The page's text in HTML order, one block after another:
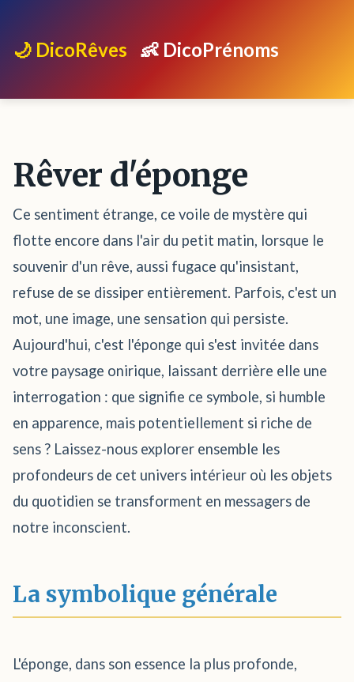
🌙 DicoRêves 👶 DicoPrénoms
Rêver d'éponge
Ce sentiment étrange, ce voile de mystère qui
flotte encore dans l'air du petit matin, lorsque le
souvenir d'un rêve, aussi fugace qu'insistant,
refuse de se dissiper entièrement. Parfois, c'est un
mot, une image, une sensation qui persiste.
Aujourd'hui, c'est l'éponge qui s'est invitée dans
votre paysage onirique, laissant derrière elle une
interrogation : que signifie ce symbole, si humble
en apparence, mais potentiellement si riche de
sens ? Laissez-nous explorer ensemble les
profondeurs de cet univers intérieur où les objets
du quotidien se transforment en messagers de
notre inconscient.
La symbolique générale
L'éponge, dans son essence la plus profonde,